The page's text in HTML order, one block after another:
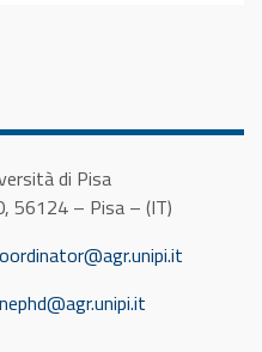
di Pisa
56124 – Pisa – (IT)